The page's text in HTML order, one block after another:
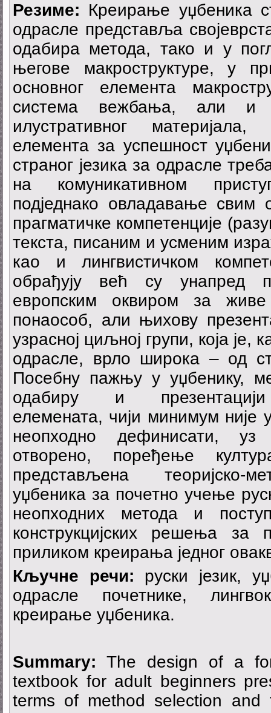
Резиме: Креирање уџбеника
одрасле представља
одабира метода, тако и у
његове макроструктуре, у
основног елемента
система вежбања, али и
илустративног
елемента за успешност
страног језика за одрасле
на комуникативном
подједнако овладавање свим
прагматичке компетенције
текста, писаним и усменим
као и лингвистичком
обрађују већ су унапред
европским оквиром за
понаособ, али њихову
узрасној циљној групи, која је,
одрасле, врло широка – од
Посебну пажњу у уџбенику,
одабиру и презентацији
елемената, чији минимум није
неопходно дефинисати,
отворено, поређење
представљена теоријско-
уџбеника за почетно учење
неопходних метода и
конструкцијских решења за
приликом креирања једног
Кључне речи: руски језик,
одрасле почетнике,
креирање уџбеника.
Summary: The design of a
textbook for adult beginners
terms of method selection and